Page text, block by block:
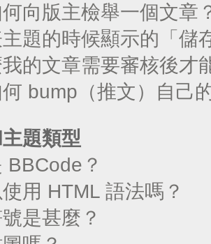
向版主檢舉一個文章
題的時候顯示的「儲
的文章需要審核後才
bump（推文）自己
題類型
BBCode？
用 HTML 語法嗎？
是甚麼？